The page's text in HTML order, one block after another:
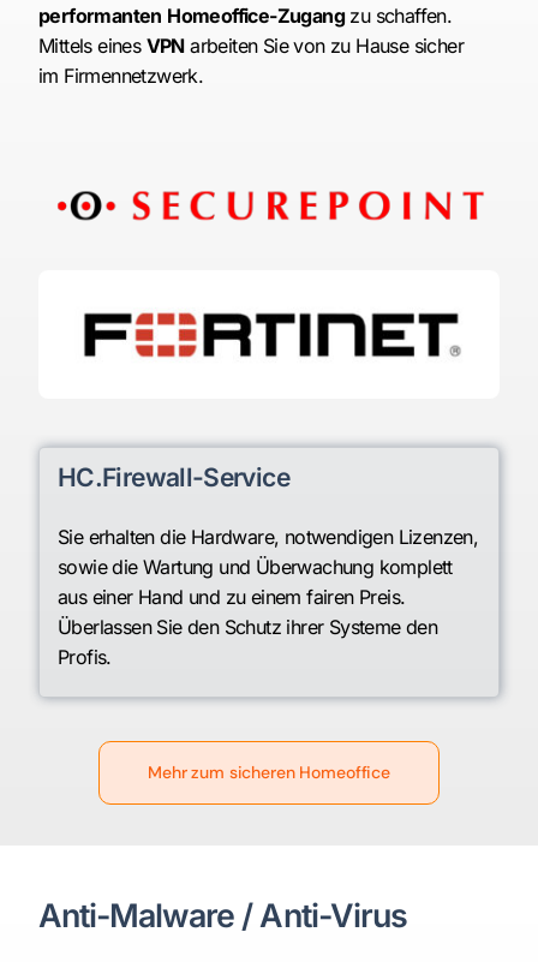
performanten Homeoffice-Zugangzu schaffen.
Mittels eines VPNarbeiten Sie von zu Hause sicher
im Firmennetzwerk.
HC.Firewall-Service
Sie erhalten die Hardware, notwendigen Lizenzen,
sowie die Wartung und Überwachung komplett
aus einer Hand und zu einem fairen Preis.
Überlassen Sie den Schutz ihrer Systeme den
Profis.
Mehr zum sicheren Homeoffice
Anti-Malware / Anti-Virus